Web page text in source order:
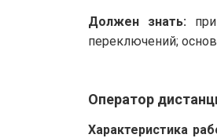
Должен знать:
переключений;
Оператор
Характеристика